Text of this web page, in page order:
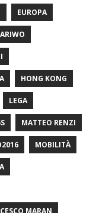
EUROPA
HONG KONG
LEGA
MATTEO RENZI
MOBILITÀ